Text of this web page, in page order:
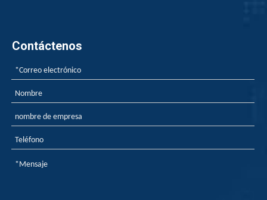
Contáctenos